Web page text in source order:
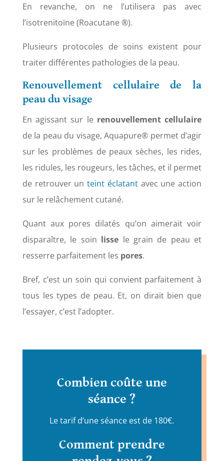
En revanche, on ne l’utilisera pas avec
l’isotrenitoïne (Roacutane ®).
Plusieurs protocoles de soins existent pour
traiter différentes pathologies de la peau.
Renouvellement cellulaire de la
peau du visage
En agissant sur le renouvellement cellulaire
de la peau du visage, Aquapure® permet d’agir
sur les problèmes de peaux sèches, les rides,
les ridules, les rougeurs, les tâches, et il permet
de retrouver unteint éclatant avec une action
sur le relâchement cutané.
Quant aux pores dilatés qu’on aimerait voir
disparaître, le soin lisse le grain de peau et
resserre parfaitement les pores.
Bref, c’est un soin qui convient parfaitement à
tous les types de peau. Et, on dirait bien que
l’essayer, c’est l’adopter.
Combien coûte une
séance ?
Le tarif d’une séance est de 180€.
Comment prendre